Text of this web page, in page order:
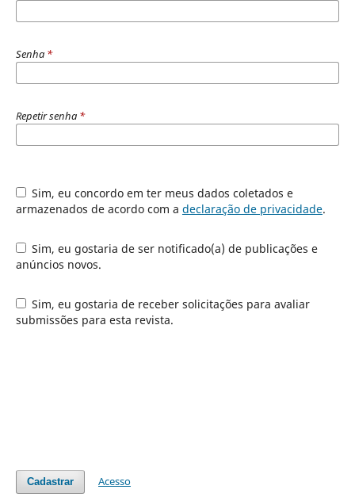
Senha *
Repetir senha *
Sim, eu concordo em ter meus dados coletados e
armazenados de acordo com a declaração de privacidade.
Sim, eu gostaria de ser notificado(a) de publicações e
anúncios novos.
Sim, eu gostaria de receber solicitações para avaliar
submissões para esta revista.
Cadastrar Acesso